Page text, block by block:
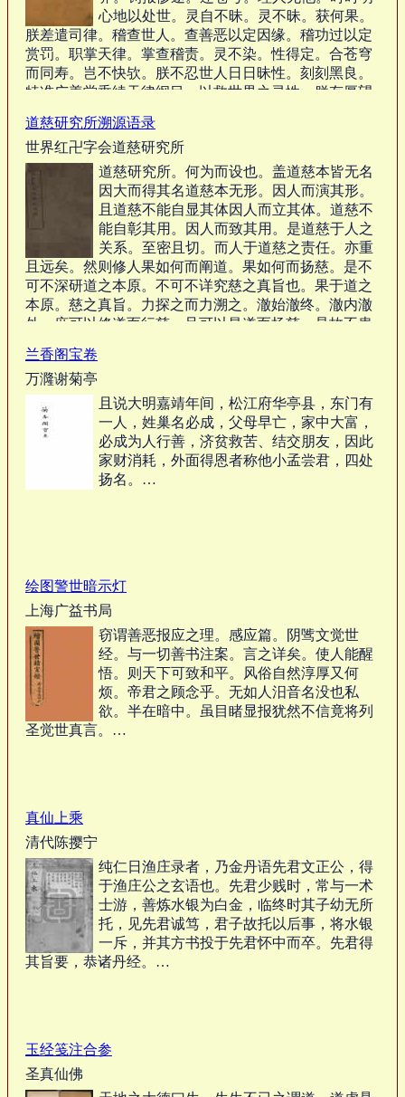
心地以处世。灵自不昧。灵不昧。获何果。
朕差遣司律。稽查世人。查善恶以定因缘。稽功过以定
赏罚。职掌天律。掌查稽责。灵不染。性得定。合苍穹
而同寿。岂不快欤。朕不忍世人日日昧性。刻刻黑良。
特准广善堂垂续天律纲目。以救世界之灵性。朕有厚望
道慈研究所溯源语录
世界红卍字会道慈研究所
道慈研究所。何为而设也。盖道慈本皆无名
因大而得其名道慈本无形。因人而演其形。
且道慈不能自显其体因人而立其体。道慈不
能自彰其用。因人而致其用。是道慈于人之
关系。至密且切。而人于道慈之责任。亦重
且远矣。然则修人果如何而阐道。果如何而扬慈。是不
可不深研道之本原。不可不详究慈之真旨也。果于道之
本原。慈之真旨。力探之而力溯之。澈始澈终。澈内澈
外。庶可以修道而行慈。且可以昌道而扬慈。是故不患
慈之不能行也。然大道之隆替。又在乎布道人才之得
失。慈光之明昧。又视乎宏慈人才之多寡。故吾。…
兰香阁宝卷
万漋谢菊亭
且说大明嘉靖年间，松江府华亭县，东门有
一人，姓巢名必成，父母早亡，家中大富，
必成为人行善，济贫救苦、结交朋友，因此
家财消耗，外面得恩者称他小孟尝君，四处
扬名。…
绘图警世暗示灯
上海广益书局
窃谓善恶报应之理。感应篇。阴骘文觉世
经。与一切善书注案。言之详矣。使人能醒
悟。则天下可致和平。风俗自然淳厚又何
烦。帝君之顾念乎。无如人汨音名没也私
欲。半在暗中。虽目睹显报犹然不信竟将列
圣觉世真言。…
真仙上乘
清代陈撄宁
纯仁日渔庄录者，乃金丹语先君文正公，得
于渔庄公之玄语也。先君少贱时，常与一术
士游，善炼水银为白金，临终时其子幼无所
托，见先君诚笃，君子故托以后事，将水银
一斥，并其方书投于先君怀中而卒。先君得
其旨要，恭诸丹经。…
玉经笺注合参
圣真仙佛